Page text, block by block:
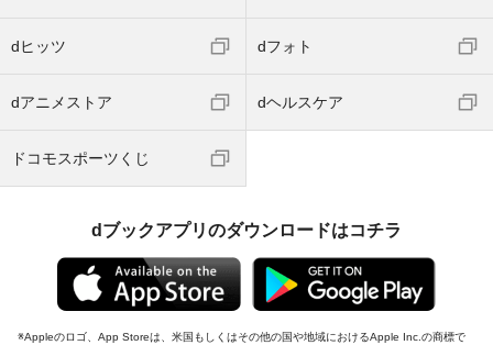
dヒッツ dフォト
dアニメストア dヘルスケア
ドコモスポーツくじ
dブックアプリのダウンロードはコチラ
Appleのロゴ、App Storeは、米国もしくはその他の国や地域におけるApple Inc.の商標で